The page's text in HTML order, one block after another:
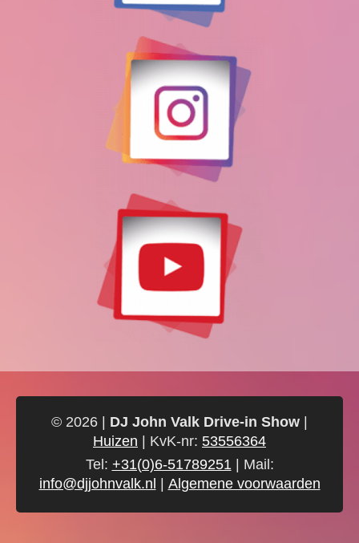
© 2026 | DJ John Valk Drive-in Show
Huizen | KvK-nr: 53556364
Tel: +31(0)6-51789251 | Mail:
info@djjohnvalk.nl | Algemene voorwaarden